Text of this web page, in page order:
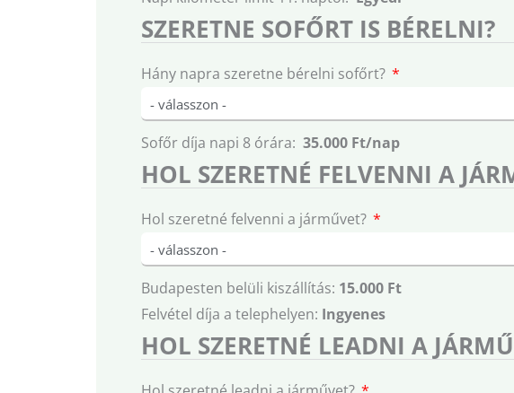
SZERETNE SOFŐRT IS BÉRELNI?
Hány napra szeretne bérelni sofőrt?
Sofőr díja napi 8 órára: 35.000 Ft/nap
HOL SZERETNÉ FELVENNI A
Hol szeretné felvenni a járművet?
Budapesten belüli kiszállítás: 15.000 Ft
Felvétel díja a telephelyen: Ingyenes
HOL SZERETNÉ LEADNI A